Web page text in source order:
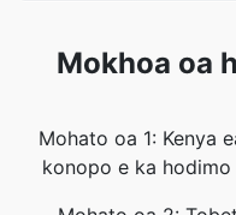
Mokhoa oa
Mohato oa 1: Kenya
konopo e ka